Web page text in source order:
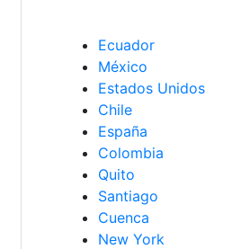
Ecuador
México
Estados Unidos
Chile
España
Colombia
Quito
Santiago
Cuenca
New York